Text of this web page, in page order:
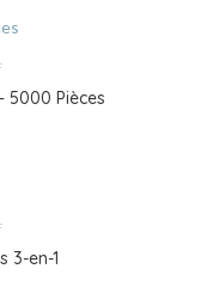
5000 Pièces
3-en-1